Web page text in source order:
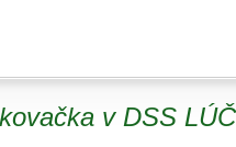
v DSS